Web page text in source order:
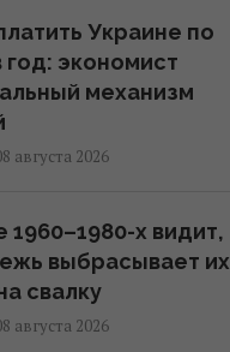
Украине по
год: экономист
механизм
августа 2026
1960–1980-х видит,
выбрасывает их
свалку
августа 2026